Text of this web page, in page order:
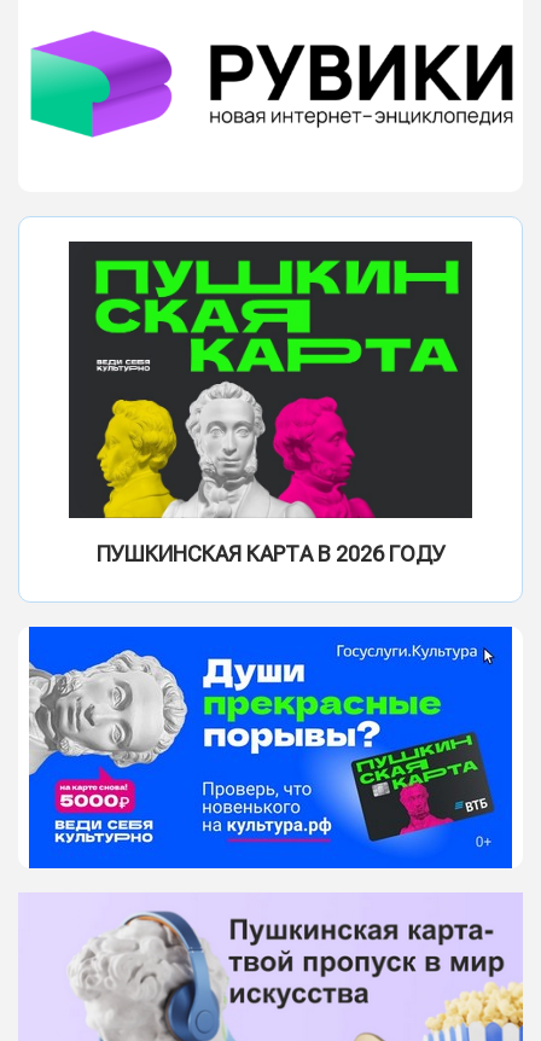
ПУШКИНСКАЯ КАРТА В 2026 ГОДУ